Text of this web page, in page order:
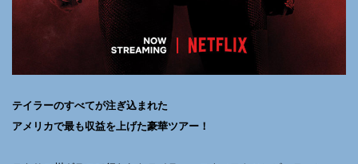
テイラーのすべてが注ぎ込まれた
アメリカで最も収益を上げた豪華ツアー！